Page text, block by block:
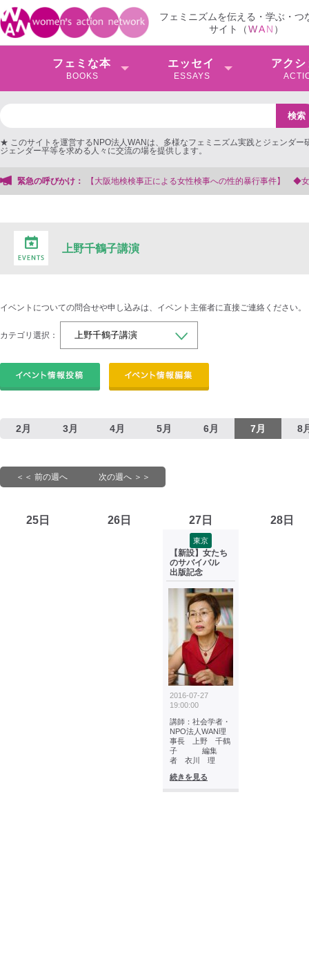
フェミニズムを伝える・学ぶ・つ
サイト（WAN ）
フェミな本
BOOKS
エッセイ
ESSAYS
アクシ
★ このサイトを運営するNPO法人WANは、多様なフェミニズム実践とジェンダー
ジェンダー平等を求める人々に交流の場を提供します。
緊急の呼びかけ：
地検検事正による女性検事への性的暴行事件】 ◆女性検事を支援する会事務局
上野千鶴子講演
イベントについての問合せや申し込みは、イベント主催者に直接ご連絡ください。
カテゴリ選択：
2月 3月 4月 5月 6月 7月 8
＜＜ 前の週へ 次の週へ ＞＞
25日 26日 27日
東京
【新設】女たち
のサバイバル
出版記念
2016-07-27
19:00:00
講師：社会学者・
NPO法人WAN理
事長 上野 千鶴
子 編集
者 衣川 理
続きを見る
28日